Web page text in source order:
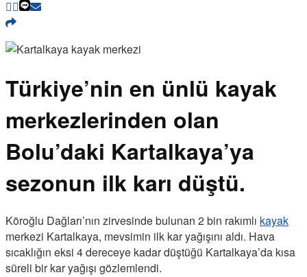
Türkiye’nin en ünlü kayak
merkezlerinden olan
Bolu’daki Kartalkaya’ya
sezonun ilk karı düştü.
Köroğlu Dağları’nın zirvesinde bulunan 2 bin rakımlı kayak
merkezi Kartalkaya, mevsimin ilk kar yağışını aldı. Hava
sıcaklığın eksi 4 dereceye kadar düştüğü Kartalkaya’da kısa
süreli bir kar yağışı gözlemlendi.